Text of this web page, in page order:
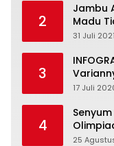
2
Jambu
Madu
31 Juli 2021
3
17 Juli
4
25